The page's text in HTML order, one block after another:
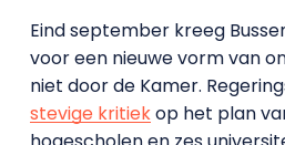
Eind september kreeg
voor een nieuwe vorm van
niet door de Kamer.
stevige kritiekop het plan